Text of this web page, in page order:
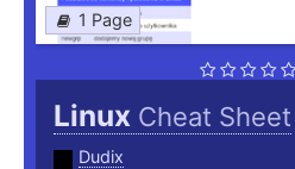
1 Page
Linux Cheat Sheet
Dudix